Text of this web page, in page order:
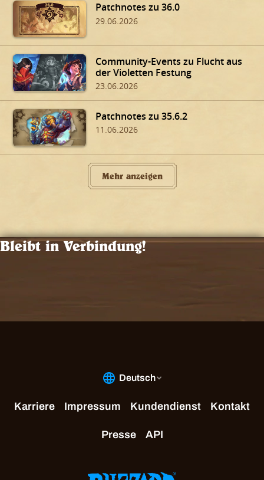
Patchnotes zu 36.0
29.06.2026
Community-Events zu Flucht aus
der Violetten Festung
23.06.2026
Patchnotes zu 35.6.2
11.06.2026
Mehr anzeigen
Bleibt in Verbindung!